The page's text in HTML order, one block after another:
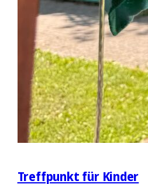
Treffpunkt für Kinder